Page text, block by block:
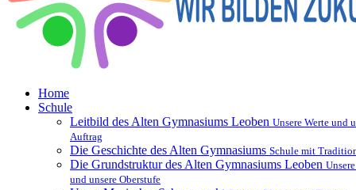
Home
Schule
Leitbild des Alten Gymnasiums Leoben Unsere Werte und
Auftrag
Die Geschichte des Alten Gymnasiums Schule mit
Die Grundstruktur des Alten Gymnasiums Leoben
und unsere Oberstufe